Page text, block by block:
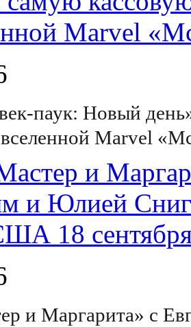
паук: Новый
Marvel
и Маргарита» с